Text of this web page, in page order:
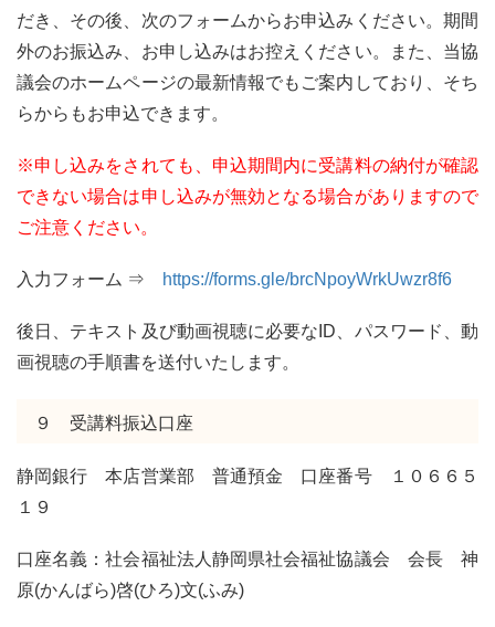
だき、その後、次のフォームからお申込みください。期間
外のお振込み、お申し込みはお控えください。また、当協
議会のホームページの最新情報でもご案内しており、そち
らからもお申込できます。
※申し込みをされても、申込期間内に受講料の納付が確認
できない場合は申し込みが無効となる場合がありますので
ご注意ください。
入力フォーム ⇒ https://forms.gle/brcNpoyWrkUwzr8f6
後日、テキスト及び動画視聴に必要なID、パスワード、動
画視聴の手順書を送付いたします。
９ 受講料振込口座
静岡銀行 本店営業部 普通預金 口座番号 １０６６５
１９
口座名義：社会福祉法人静岡県社会福祉協議会 会長 神
原(かんばら)啓(ひろ)文(ふみ)